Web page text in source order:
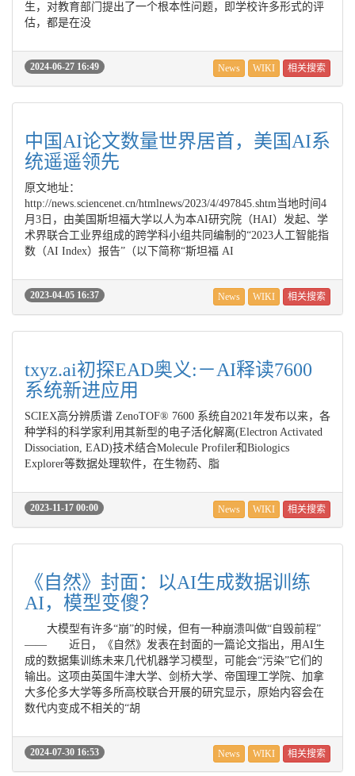
生，对教育部门提出了一个根本性问题，即学校许多形式的评
估，都是在没
2024-06-27 16:49 News WIKI 相关搜索
中国AI论文数量世界居首，美国AI系
统遥遥领先
原文地址：
http://news.sciencenet.cn/htmlnews/2023/4/497845.shtm当地时间4
月3日，由美国斯坦福大学以人为本AI研究院（HAI）发起、学
术界联合工业界组成的跨学科小组共同编制的“2023人工智能指
数（AI Index）报告”（以下简称“斯坦福 AI
2023-04-05 16:37 News WIKI 相关搜索
txyz.ai初探EAD奥义:－AI释读7600
系统新进应用
SCIEX高分辨质谱 ZenoTOF® 7600 系统自2021年发布以来，各
种学科的科学家利用其新型的电子活化解离(Electron Activated
Dissociation, EAD)技术结合Molecule Profiler和Biologics
Explorer等数据处理软件，在生物药、脂
2023-11-17 00:00 News WIKI 相关搜索
《自然》封面：以AI生成数据训练
AI，模型变傻？
大模型有许多“崩”的时候，但有一种崩溃叫做“自毁前程”
—— 近日，《自然》发表在封面的一篇论文指出，用AI生
成的数据集训练未来几代机器学习模型，可能会“污染”它们的
输出。这项由英国牛津大学、剑桥大学、帝国理工学院、加拿
大多伦多大学等多所高校联合开展的研究显示，原始内容会在
数代内变成不相关的“胡
2024-07-30 16:53 News WIKI 相关搜索